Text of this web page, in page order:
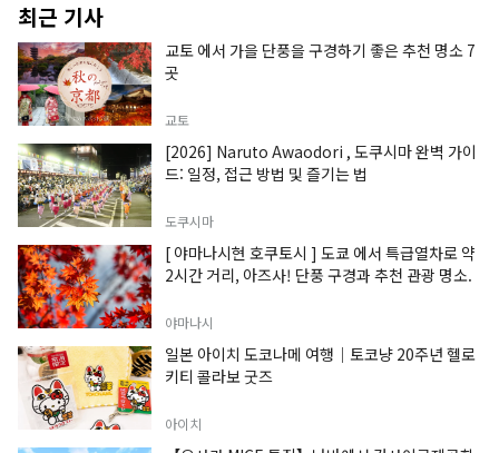
최근 기사
교토 에서 가을 단풍을 구경하기 좋은 추천 명소 7
곳
교토
[2026] Naruto Awaodori , 도쿠시마 완벽 가이
드: 일정, 접근 방법 및 즐기는 법
도쿠시마
[ 야마나시현 호쿠토시 ] 도쿄 에서 특급열차로 약
2시간 거리, 아즈사! 단풍 구경과 추천 관광 명소.
야마나시
일본 아이치 도코나메 여행｜토코냥 20주년 헬로
키티 콜라보 굿즈
아이치